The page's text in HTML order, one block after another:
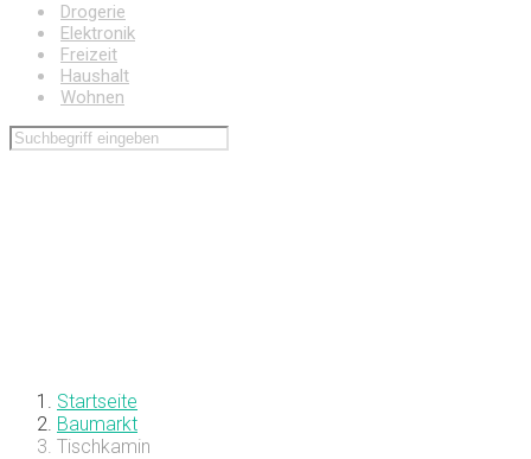
Drogerie
Elektronik
Freizeit
Haushalt
Wohnen
Startseite
Baumarkt
Tischkamin